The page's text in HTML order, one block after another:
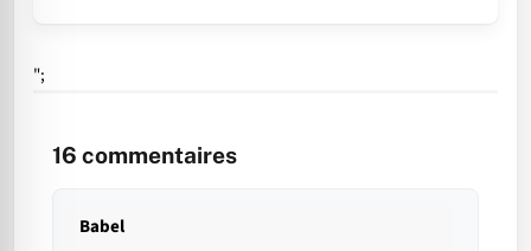
";
16 commentaires
Babel